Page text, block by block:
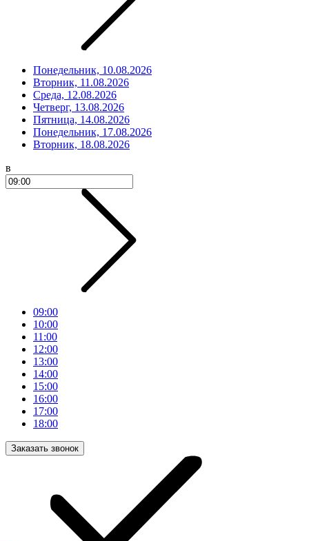
Понедельник, 10.08.2026
Вторник, 11.08.2026
Среда, 12.08.2026
Четверг, 13.08.2026
Пятница, 14.08.2026
Понедельник, 17.08.2026
Вторник, 18.08.2026
в
09:00
10:00
11:00
12:00
13:00
14:00
15:00
16:00
17:00
18:00
Заказать звонок